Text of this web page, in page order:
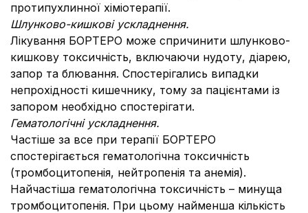
протипухлинної хіміотерапії.
Шлунково-кишкові ускладнення.
Лікування БОРТЕРО може спричинити шлунково-
кишкову токсичність, включаючи нудоту, діарею,
запор та блювання. Спостерігались випадки
непрохідності кишечнику, тому за пацієнтами із
запором необхідно спостерігати.
Гематологічні ускладнення.
Частіше за все при терапії БОРТЕРО
спостерігається гематологічна токсичність
(тромбоцитопенія, нейтропенія та анемія).
Найчастіша гематологічна токсичність – минуща
тромбоцитопенія. При цьому найменша кількість